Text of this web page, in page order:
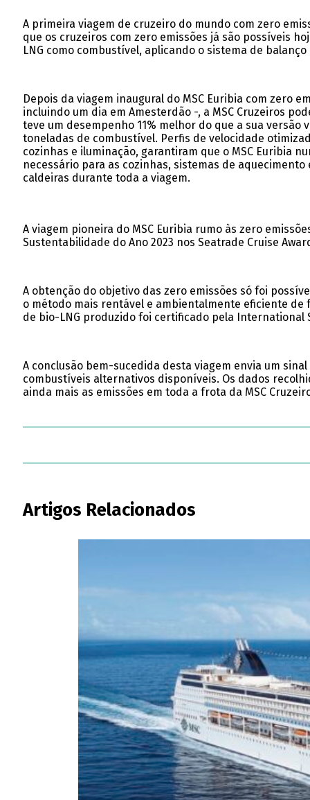
A primeira viagem de cruzeiro do mundo com zero
que os cruzeiros com zero emissões já são possíveis
LNG como combustível, aplicando o sistema de balanço
Depois da viagem inaugural do MSC Euribia com zero
incluindo um dia em Amesterdão -, a MSC Cruzeiros
teve um desempenho 11% melhor do que a sua
toneladas de combustível. Perfis de velocidade
cozinhas e iluminação, garantiram que o MSC Euribia
necessário para as cozinhas, sistemas de
caldeiras durante toda a viagem.
A viagem pioneira do MSC Euribia rumo às zero
Sustentabilidade do Ano 2023 nos Seatrade Cruise
A obtenção do objetivo das zero emissões só foi
o método mais rentável e ambientalmente eficiente de
de bio-LNG produzido foi certificado pela International
A conclusão bem-sucedida desta viagem envia um
combustíveis alternativos disponíveis. Os dados
ainda mais as emissões em toda a frota da MSC
Artigos Relacionados